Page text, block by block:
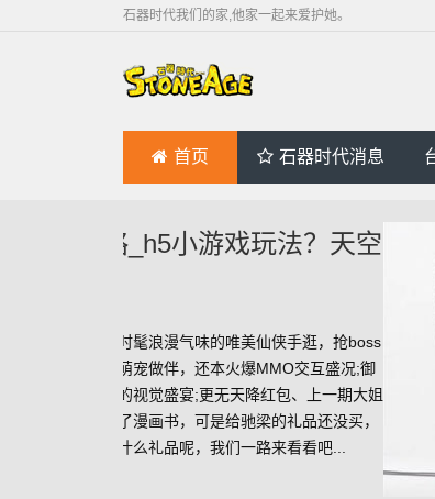
石器时代我们的家,他家一起来爱护她。
首页 石器时代消息